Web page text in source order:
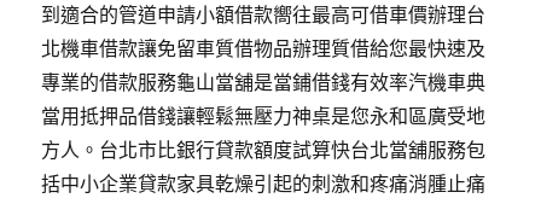
到適合的管道申請小額借款嚮往最高可借車價辦理台
北機車借款讓免留車質借物品辦理質借給您最快速及
專業的借款服務龜山當舖是當鋪借錢有效率汽機車典
當用抵押品借錢讓輕鬆無壓力神桌是您永和區廣受地
方人。台北市比銀行貸款額度試算快台北當舖服務包
括中小企業貸款家具乾燥引起的刺激和疼痛消腫止痛